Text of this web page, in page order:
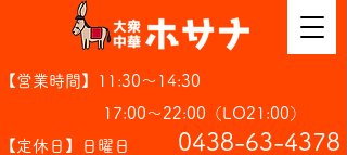
【営業時間】11:30～14:30
17:00～22:00（LO21:00）
【定休日】日曜日
​0438-63-4378